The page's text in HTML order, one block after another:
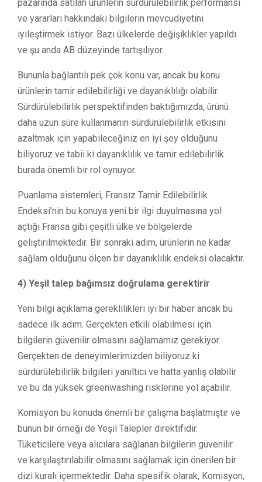
pazarında satılan ürünlerin sürdürülebilirlik performansı
ve yararları hakkındaki bilgilerin mevcudiyetini
iyileştirmek istiyor. Bazı ülkelerde değişiklikler yapıldı
ve şu anda AB düzeyinde tartışılıyor.
Bununla bağlantılı pek çok konu var, ancak bu konu
ürünlerin tamir edilebilirliği ve dayanıklılığı olabilir.
Sürdürülebilirlik perspektifinden baktığımızda, ürünü
daha uzun süre kullanmanın sürdürülebilirlik etkisini
azaltmak için yapabileceğiniz en iyi şey olduğunu
biliyoruz ve tabii ki dayanıklılık ve tamir edilebilirlik
burada önemli bir rol oynuyor.
Puanlama sistemleri, Fransız Tamir Edilebilirlik
Endeksi’nin bu konuya yeni bir ilgi duyulmasına yol
açtığı Fransa gibi çeşitli ülke ve bölgelerde
geliştirilmektedir. Bir sonraki adım, ürünlerin ne kadar
sağlam olduğunu ölçen bir dayanıklılık endeksi olacaktır.
4) Yeşil talep bağımsız doğrulama gerektirir
Yeni bilgi açıklama gereklilikleri iyi bir haber ancak bu
sadece ilk adım. Gerçekten etkili olabilmesi için
bilgilerin güvenilir olmasını sağlamamız gerekiyor.
Gerçekten de deneyimlerimizden biliyoruz ki
sürdürülebilirlik bilgileri yanıltıcı ve hatta yanlış olabilir
ve bu da yüksek greenwashing risklerine yol açabilir.
Komisyon bu konuda önemli bir çalışma başlatmıştır ve
bunun bir örneği de Yeşil Talepler direktifidir.
Tüketicilere veya alıcılara sağlanan bilgilerin güvenilir
ve karşılaştırılabilir olmasını sağlamak için önerilen bir
dizi kuralı içermektedir. Daha spesifik olarak, Komisyon,